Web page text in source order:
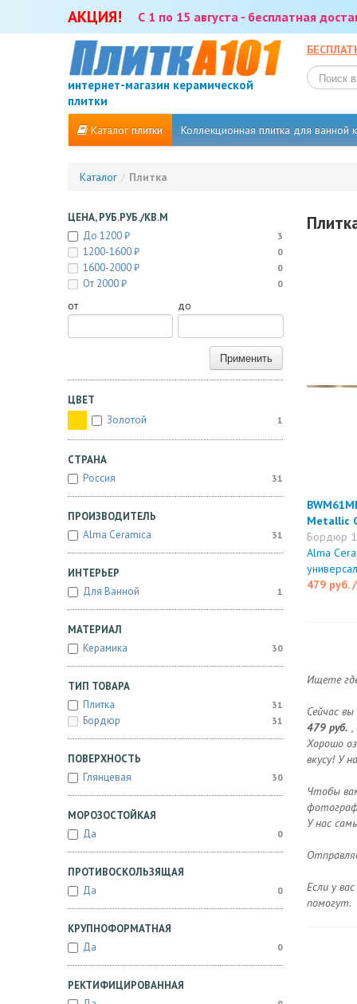
АКЦИЯ! С 1 по 15 августа - бесплатная
интернет-магазин керамической
плитки
Каталог плитки Коллекционная плитка для ванной
Каталог / Плитка
ЦЕНА, РУБ.РУБ./КВ.М
До 1200 ₽
3
1200-1600 ₽ 0
1600-2000 ₽ 0
От 2000 ₽ 0
от до
Применить
ЦВЕТ
Золотой
1
СТРАНА
Россия
31
ПРОИЗВОДИТЕЛЬ
Alma Ceramica
31
ИНТЕРЬЕР
Для Ванной
1
МАТЕРИАЛ
Керамика
30
ТИП ТОВАРА
Плитка
31
Бордюр 31
ПОВЕРХНОСТЬ
Глянцевая
30
МОРОЗОСТОЙКАЯ
Да
0
ПРОТИВОСКОЛЬЗЯЩАЯ
Да
0
КРУПНОФОРМАТНАЯ
Да
0
РЕКТИФИЦИРОВАННАЯ
Metallic
Бордюр
Alma
479 руб.
Ищете
Сейчас
479 руб. ,
Хорошо
вкусу! У
Чтобы
У нас
Если у
помогут.